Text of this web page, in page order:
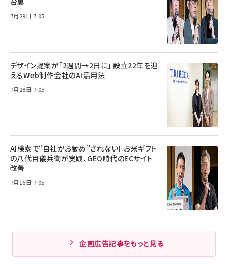
7月29日 7:05
デザイン提案が「2週間→2日に」 設立22年を迎
えるWeb制作会社のAI活用法
7月28日 7:05
AI検索で“自社がお勧め”されない！ お米ギフト
の八代目儀兵衛が実践、GEO時代のECサイト
改善
7月16日 7:05
企画広告記事をもっと見る